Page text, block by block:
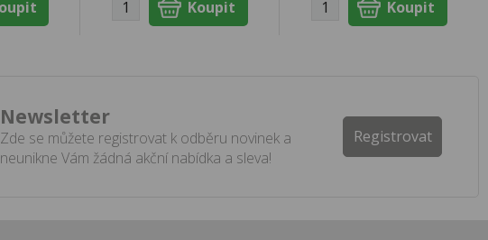
Newsletter
Zde se můžete registrovat k odběru novinek a
neunikne Vám žádná akční nabídka a sleva!
Registrovat